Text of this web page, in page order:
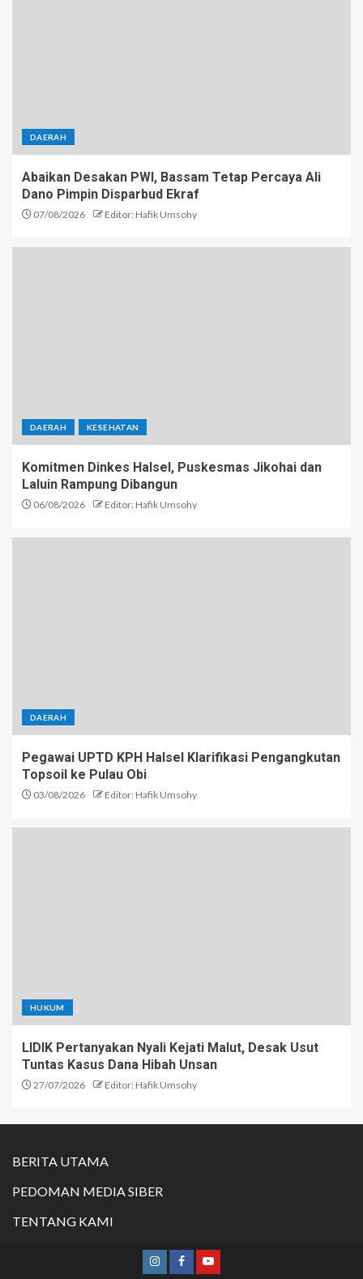
DAERAH
Abaikan Desakan PWI, Bassam Tetap Percaya Ali
Dano Pimpin Disparbud Ekraf
07/08/2026 Editor: Hafik Umsohy
DAERAH KESEHATAN
Komitmen Dinkes Halsel, Puskesmas Jikohai dan
Laluin Rampung Dibangun
06/08/2026 Editor: Hafik Umsohy
DAERAH
Pegawai UPTD KPH Halsel Klarifikasi Pengangkutan
Topsoil ke Pulau Obi
03/08/2026 Editor: Hafik Umsohy
HUKUM
LIDIK Pertanyakan Nyali Kejati Malut, Desak Usut
Tuntas Kasus Dana Hibah Unsan
27/07/2026 Editor: Hafik Umsohy
BERITA UTAMA
PEDOMAN MEDIA SIBER
TENTANG KAMI